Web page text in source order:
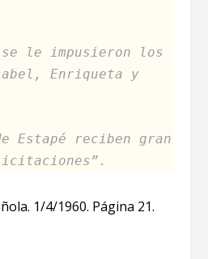
le impusieron los
Enriqueta y
Estapé reciben gran
1/4/1960. Página 21.